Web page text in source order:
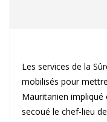
Les services de la
mobilisés pour
Mauritanien impliqué
secoué le chef-lieu